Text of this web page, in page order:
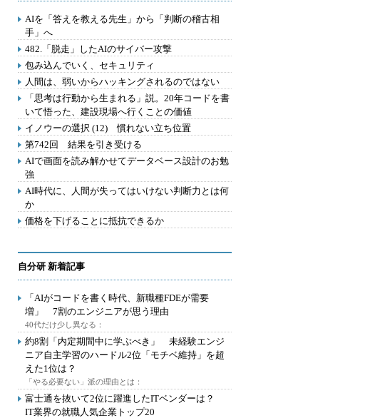
AIを「答えを教える先生」から「判断の稽古相
手」へ
482.「脱走」したAIのサイバー攻撃
包み込んでいく、セキュリティ
人間は、弱いからハッキングされるのではない
「思考は行動から生まれる」説。20年コードを書
いて悟った、建設現場へ行くことの価値
イノウーの選択 (12) 慣れない立ち位置
第742回 結果を引き受ける
AIで画面を読み解かせてデータベース設計のお勉
強
AI時代に、人間が失ってはいけない判断力とは何
か
価格を下げることに抵抗できるか
自分研 新着記事
「AIがコードを書く時代、新職種FDEが需要
増」 7割のエンジニアが思う理由
40代だけ少し異なる：
約8割「内定期間中に学ぶべき」 未経験エンジ
ニア自主学習のハードル2位「モチベ維持」を超
えた1位は？
「やる必要ない」派の理由とは：
富士通を抜いて2位に躍進したITベンダーは？
IT業界の就職人気企業トップ20